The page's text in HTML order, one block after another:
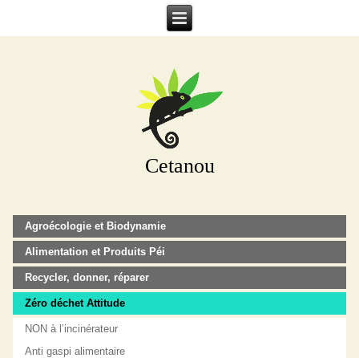
Cetanou
Agroécologie et Biodynamie
Alimentation et Produits Péi
Recycler, donner, réparer
Zéro déchet Attitude
NON à l’incinérateur
Anti gaspi alimentaire